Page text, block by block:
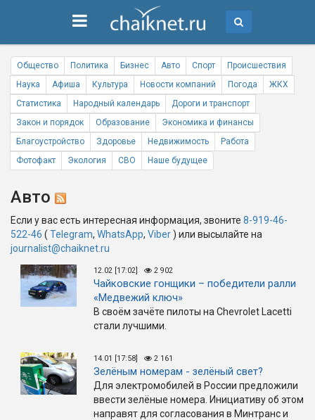
Общество Политика Бизнес Авто Спорт
Происшествия
Наука
Афиша Культура Новости компаний Погода
ЖКХ
Статистика
Народный календарь
Дороги и транспорт
Закон и порядок
Образование
Экономика и финансы
Благоустройство
Здоровье Недвижимость
Работа
Фотофакт
Экология СВО Наше будущее
Авто
Если у вас есть интересная информация, звоните 8-919-46-
522-46 ( Telegram, WhatsApp, Viber) или высылайте на
journalist@chaiknet.ru
12.02 [17:02] 2 902
Чайковские гонщики – победители ралли
«Медвежий ключ»
В своём зачёте пилоты на Chevrolet Lacetti
стали лучшими.
14.01 [17:58] 2 161
Зелёным номерам - зелёный свет?
Для электромобилей в России предложили
ввести зелёные номера. Инициативу об этом
направят для согласования в Минтранс и